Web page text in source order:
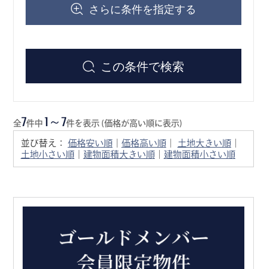
さらに条件を指定する
この条件で検索
全7件中 1～7件を表示 (価格が高い順に表示)
並び替え： 価格安い順 価格高い順 土地大きい順
土地小さい順
建物面積大きい順 建物面積小さい順